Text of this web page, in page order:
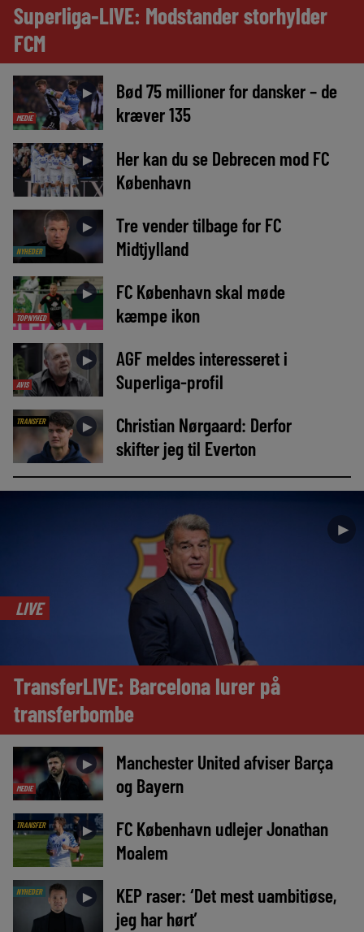
Superliga-LIVE: Modstander storhylder
FCM
MEDIE
►
Bød 75 millioner for dansker – de
kræver 135
►
Her kan du se Debrecen mod FC
København
NYHEDER
►
Tre vender tilbage for FC
Midtjylland
TOPNYHED
►
FC København skal møde
kæmpe ikon
AVIS
►
AGF meldes interesseret i
Superliga-profil
TRANSFER ►
Christian Nørgaard: Derfor
skifter jeg til Everton
►
LIVE
TransferLIVE: Barcelona lurer på
transferbombe
MEDIE
►
Manchester United afviser Barça
og Bayern
TRANSFER ►
FC København udlejer Jonathan
Moalem
NYHEDER ►
KEP raser: ‘Det mest uambitiøse,
jeg har hørt’